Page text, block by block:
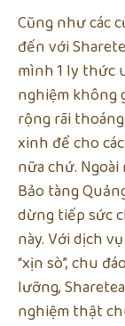
Cũng như các
đến với
mình 1 ly thức
nghiệm không
rộng rãi
xinh để cho
nữa chứ. Ngoài
Bảo tàng
dừng tiếp sức
này. Với dịch
“xịn sò”, chu
lưỡng,
nghiệm thật